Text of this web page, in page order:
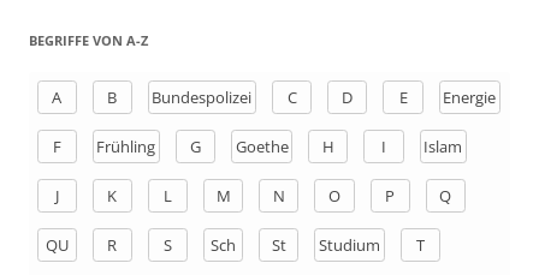
h
BEGRIFFE VON A-Z
A B Bundespolizei C D E Energie
F Frühling G Goethe H I Islam
J K L M N O P Q
QU R S Sch St Studium T